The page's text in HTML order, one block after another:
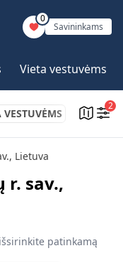
0
Savininkams
Vieta vestuvėms
VESTUVĖMS
2
Lietuva
r. sav.,
patinkamą